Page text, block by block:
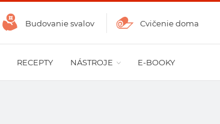
Budovanie svalov Cvičenie doma
RECEPTY NÁSTROJE E-BOOKY